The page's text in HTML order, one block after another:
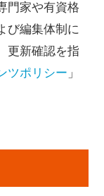
門家や有資格
び編集体制に
更新確認を指
ツポリシー 」